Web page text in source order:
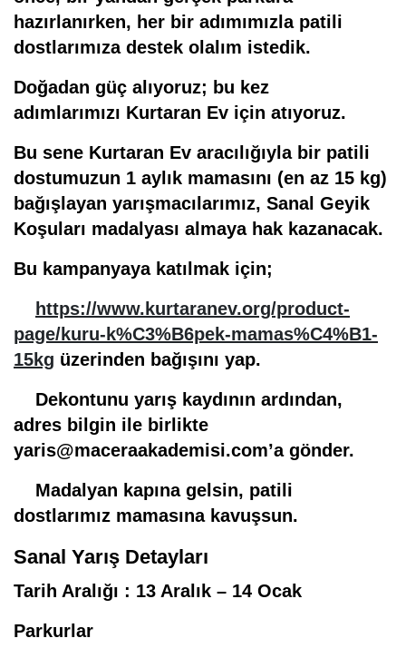
hazırlanırken, her bir adımımızla patili
dostlarımıza destek olalım istedik.
Doğadan güç alıyoruz; bu kez
adımlarımızı Kurtaran Ev için atıyoruz.
Bu sene Kurtaran Ev aracılığıyla bir patili
dostumuzun 1 aylık mamasını (en az 15 kg)
bağışlayan yarışmacılarımız, Sanal Geyik
Koşuları madalyası almaya hak kazanacak.
Bu kampanyaya katılmak için;
https://www.kurtaranev.org/product-
page/kuru-k%C3%B6pek-mamas%C4%B1-
15kg üzerinden bağışını yap.
Dekontunu yarış kaydının ardından,
adres bilgin ile birlikte
yaris@maceraakademisi.com’a gönder.
Madalyan kapına gelsin, patili
dostlarımız mamasına kavuşsun.
Sanal Yarış Detayları
Tarih Aralığı : 13 Aralık – 14 Ocak
Parkurlar